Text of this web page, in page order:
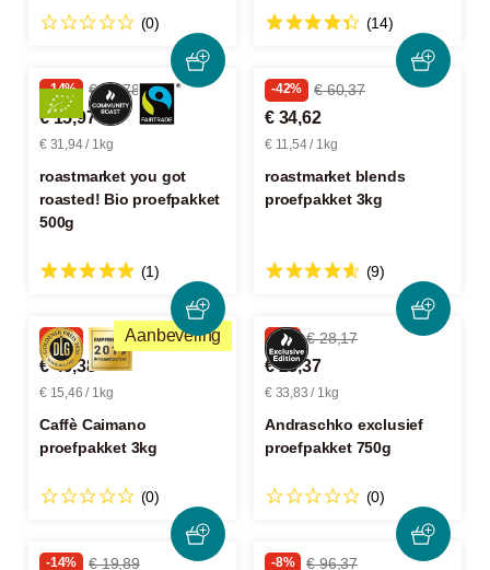
(0) (14)
-14% € 18,78
€ 15,97
€ 31,94 / 1kg
roastmarket you got
roasted! Bio proefpakket
500g
(1)
-42% € 60,37
€ 34,62
€ 11,54 / 1kg
roastmarket blends
proefpakket 3kg
(9)
Aanbeveling
-33% € 69,87
€ 46,38
€ 15,46 / 1kg
Caffè Caimano
proefpakket 3kg
(0)
-9% € 28,17
€ 25,37
€ 33,83 / 1kg
Andraschko exclusief
proefpakket 750g
(0)
-14% € 19,89 -8% € 96,37